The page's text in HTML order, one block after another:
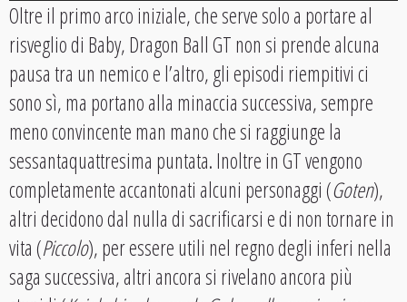
Oltre il primo arco iniziale, che serve solo a portare al
risveglio di Baby, Dragon Ball GT non si prende alcuna
pausa tra un nemico e l’altro, gli episodi riempitivi ci
sono sì, ma portano alla minaccia successiva, sempre
meno convincente man mano che si raggiunge la
sessantaquattresima puntata. Inoltre in GT vengono
completamente accantonati alcuni personaggi (Goten),
altri decidono dal nulla di sacrificarsi e di non tornare in
vita (Piccolo), per essere utili nel regno degli inferi nella
saga successiva, altri ancora si rivelano ancora più